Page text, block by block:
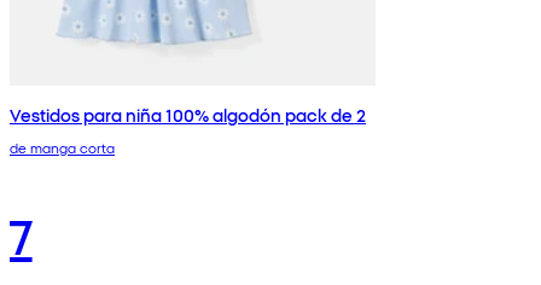
Vestidos para niña 100% algodón pack de 2
de manga corta
7